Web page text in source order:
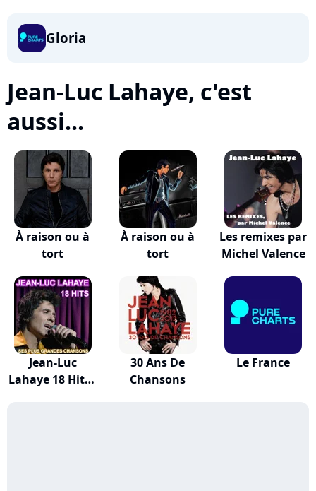
Gloria
Jean-Luc Lahaye, c'est
aussi...
À raison ou à
tort
À raison ou à
tort
Les remixes par
Michel Valence
Jean-Luc
Lahaye 18 Hits -
30 Ans De
Chansons
Le France